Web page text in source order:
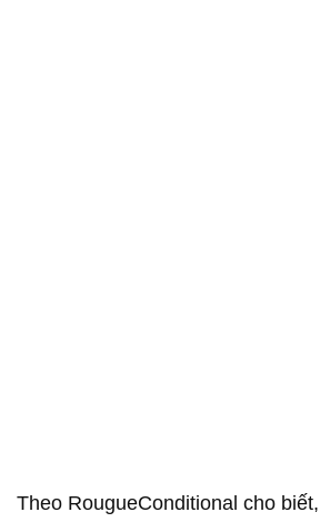
Theo RougueConditional cho